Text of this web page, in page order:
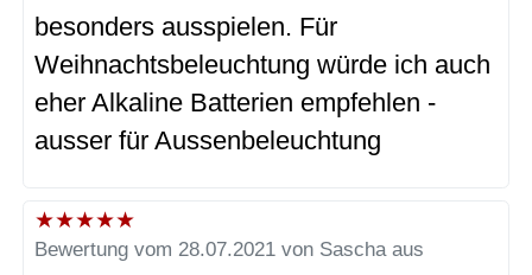
besonders ausspielen. Für
Weihnachtsbeleuchtung würde ich auch
eher Alkaline Batterien empfehlen -
ausser für Aussenbeleuchtung
★★★★★
Bewertung vom 28.07.2021 von Sascha aus